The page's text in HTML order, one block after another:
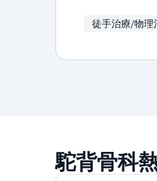
徒手治療/物理
駝背骨科